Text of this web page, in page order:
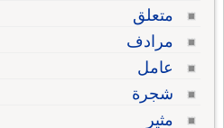
متعلق
مرادف
عامل
شجرة
مثير